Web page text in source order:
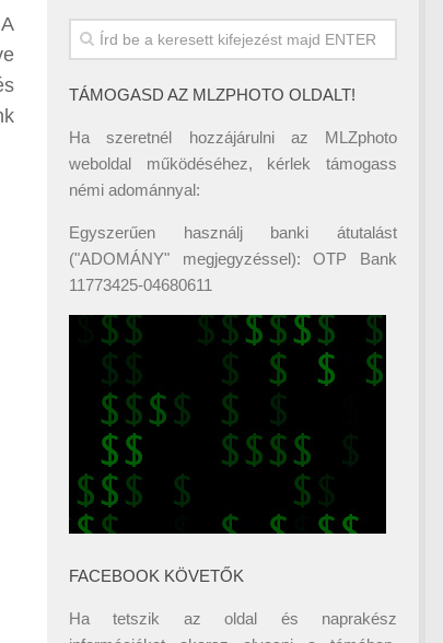
TÁMOGASD AZ MLZPHOTO OLDALT!
Ha szeretnél hozzájárulni az MLZphoto
weboldal működéséhez, kérlek támogass
némi adománnyal:
Egyszerűen használj banki átutalást
("ADOMÁNY" megjegyzéssel): OTP Bank
11773425-04680611
FACEBOOK KÖVETŐK
Ha tetszik az oldal és naprakész